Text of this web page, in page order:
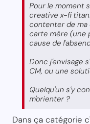
Pour le moment
creative x-fi
contenter de ma
carte mère (une
cause de
Donc j'envisage
CM, ou une
Quelqu'un s'y
m'orienter ?
Dans ça catégorie